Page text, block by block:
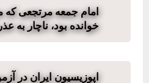
امام جمعه‌ مرتجعی که
خوانده بود، ناچار به
اپوزیسیون ایران در